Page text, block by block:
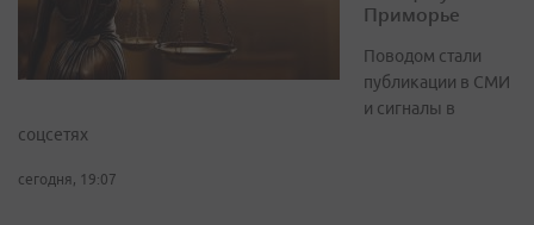
Приморье
Поводом стали
публикации в СМИ
и сигналы в
соцсетях
сегодня, 19:07